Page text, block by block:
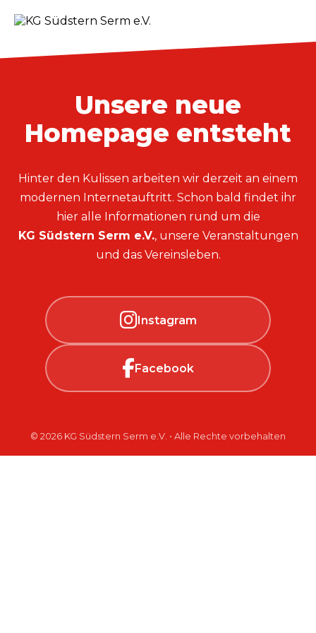
Unsere neue
Homepage entsteht
Hinter den Kulissen arbeiten wir derzeit an einem
modernen Internetauftritt. Schon bald findet ihr
hier alle Informationen rund um die
KG Südstern Serm e.V., unsere Veranstaltungen
und das Vereinsleben.
Instagram
Facebook
© 2026 KG Südstern Serm e.V. • Alle Rechte vorbehalten